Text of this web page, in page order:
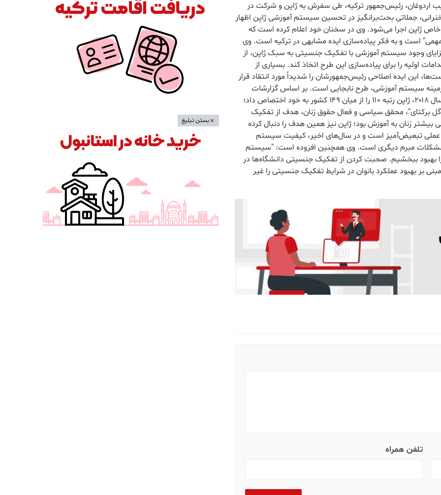
اردوغان، رئیس‌جمهور ترکیه، طی سفرش به ژاپن و شرکت در
در یک سخنرانی، جملاتی بحث‌برانگیز در تحسین سیستم آموزشی ژاپن اظهار
ژاپن اجرا می‌شود. وی در سخنان خود اعلام کرده است که
مهمی" است و به فکر پیاده‌سازی ایده مشابهی در ترکیه است. وی
مزایای وجود سیستم آموزشی با تفکیک جنسیتی به سبک ژاپن، از
اولیه را برای پیاده‌سازی این طرح اتخاذ کند. بسیاری از
این ایده اصلاحی رئیس‌جمهورشان را شدیداً مورد انتقاد قرار
زمینه سیستم آموزشی، طرح نابجایی است. بر اساس گزارشات
مجمع جهانی اقتصاد درخصوص برابری حقوق زن و مرد در سال ۲۰۱۸، ژاپن رتبه ۱۱۰ را از میان ۱۴۹ کشور به خود اختصاص داد؛
"فاطماگل برکتای"، محقق سیاسی و فعال حقوق زنان، هدف از تفکیک
زنان به آموزش بود؛ ژاپن نیز همین هدف را دنبال کرده
تبعیض‌آمیز است و در سال‌های اخیر، کیفیت سیستم
مبرم دیگری است. وی همچنین افزوده است: "سیستم
بهبود ببخشیم. صحبت کردن از تفکیک جنسیتی دانشگاه‌ها در
بر بهبود عملکرد بانوان در شرایط تفکیک جنسیتی را غیر
تلفن همراه
بستن تبلیغ